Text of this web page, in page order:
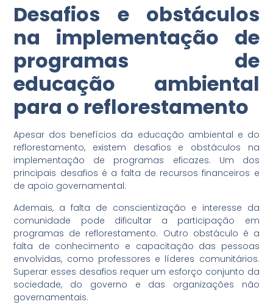
Desafios e obstáculos
na implementação de
programas de
educação ambiental
para o reflorestamento
Apesar dos benefícios da educação ambiental e do
reflorestamento, existem desafios e obstáculos na
implementação de programas eficazes. Um dos
principais desafios é a falta de recursos financeiros e
de apoio governamental.
Ademais, a falta de conscientização e interesse da
comunidade pode dificultar a participação em
programas de reflorestamento. Outro obstáculo é a
falta de conhecimento e capacitação das pessoas
envolvidas, como professores e líderes comunitários.
Superar esses desafios requer um esforço conjunto da
sociedade, do governo e das organizações não
governamentais.